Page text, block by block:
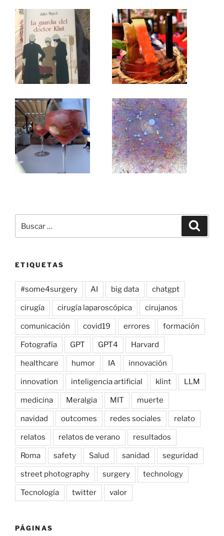
por:
ETIQUETAS
#some4surgery AI big data chatgpt
cirugía cirugía laparoscópica cirujanos
comunicación covid19 errores formación
Fotografía GPT GPT4 Harvard
healthcare humor IA innovación
innovation inteligencia artificial klint LLM
medicina Meralgia MIT muerte
navidad outcomes redes sociales relato
relatos relatos de verano resultados
Roma safety Salud sanidad seguridad
street photography surgery technology
Tecnología twitter valor
PÁGINAS